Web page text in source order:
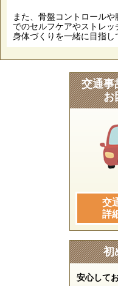
また、骨盤コントロール
でのセルフケアやストレ
身体づくりを一緒に目指し
交通事
お
交
詳
初
安心して